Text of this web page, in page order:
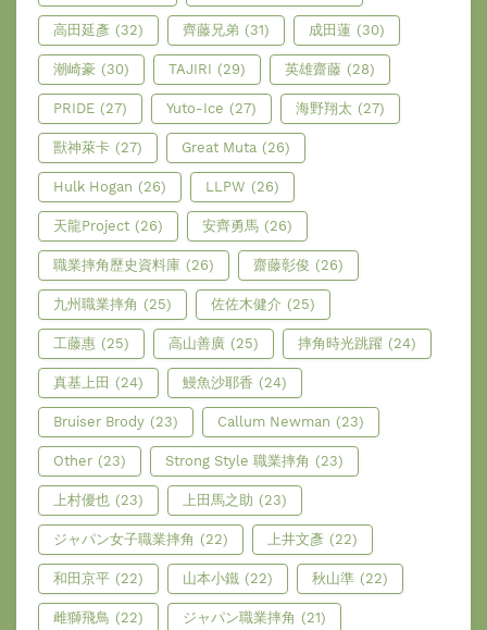
高田延彥 (32) 齊藤兄弟 (31) 成田蓮 (30)
潮崎豪 (30) TAJIRI (29) 英雄齋藤 (28)
PRIDE (27) Yuto-Ice (27) 海野翔太 (27)
獸神萊卡 (27) Great Muta (26)
Hulk Hogan (26) LLPW (26)
天龍Project (26) 安齊勇馬 (26)
職業摔角歷史資料庫 (26) 齋藤彰俊 (26)
九州職業摔角 (25) 佐佐木健介 (25)
工藤惠 (25) 高山善廣 (25) 摔角時光跳躍 (24)
真基上田 (24) 鰻魚沙耶香 (24)
Bruiser Brody (23) Callum Newman (23)
Other (23) Strong Style 職業摔角 (23)
上村優也 (23) 上田馬之助 (23)
ジャパン女子職業摔角 (22) 上井文彥 (22)
和田京平 (22) 山本小鐵 (22) 秋山準 (22)
雌獅飛鳥 (22) ジャパン職業摔角 (21)